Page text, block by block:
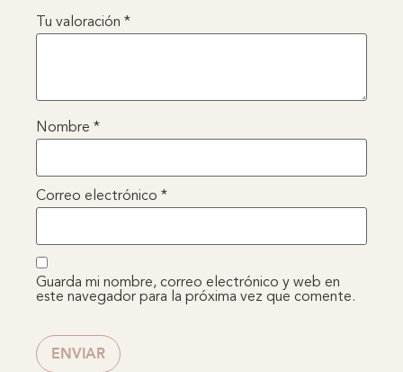
Tu valoración *
Nombre *
Correo electrónico *
Guarda mi nombre, correo electrónico y web en
este navegador para la próxima vez que comente.